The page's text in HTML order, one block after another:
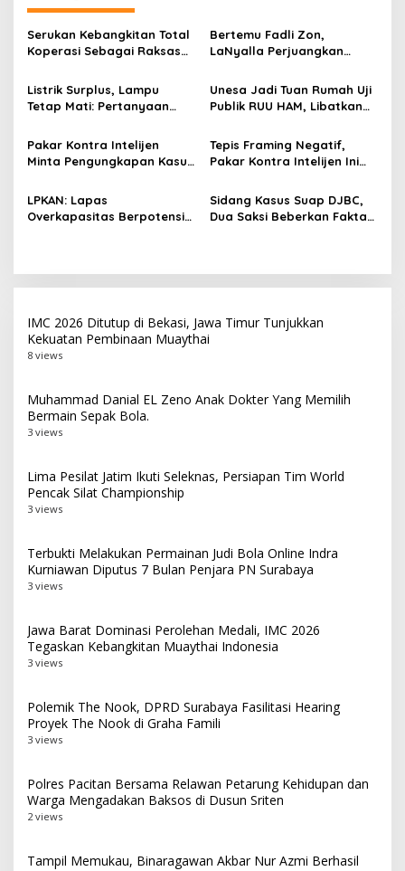
s
i
o
Serukan Kebangkitan Total
Koperasi Sebagai Raksasa
79
Bertemu Fadli Zon,
LaNyalla Perjuangkan
UNESCO
Listrik Surplus, Lampu
Tetap Mati: Pertanyaan
Unesa Jadi Tuan Rumah Uji
Publik RUU HAM, Libatkan
Masyarakat Sipil
Pakar Kontra Intelijen
Minta Pengungkapan Kasus
Blue Ray
Tepis Framing Negatif,
Pakar Kontra Intelijen Ini
Dirjen Bea Cukai
LPKAN: Lapas
Overkapasitas Berpotensi
Sidang Kasus Suap DJBC,
Dua Saksi Beberkan Fakta
IMC 2026 Ditutup di Bekasi, Jawa Timur Tunjukkan
Kekuatan Pembinaan Muaythai
8 views
Muhammad Danial EL Zeno Anak Dokter Yang Memilih
Bermain Sepak Bola.
3 views
Lima Pesilat Jatim Ikuti Seleknas, Persiapan Tim World
Pencak Silat Championship
3 views
Terbukti Melakukan Permainan Judi Bola Online Indra
Kurniawan Diputus 7 Bulan Penjara PN Surabaya
3 views
Jawa Barat Dominasi Perolehan Medali, IMC 2026
Tegaskan Kebangkitan Muaythai Indonesia
3 views
Polemik The Nook, DPRD Surabaya Fasilitasi Hearing
Proyek The Nook di Graha Famili
3 views
Polres Pacitan Bersama Relawan Petarung Kehidupan dan
Warga Mengadakan Baksos di Dusun Sriten
2 views
Tampil Memukau, Binaragawan Akbar Nur Azmi Berhasil